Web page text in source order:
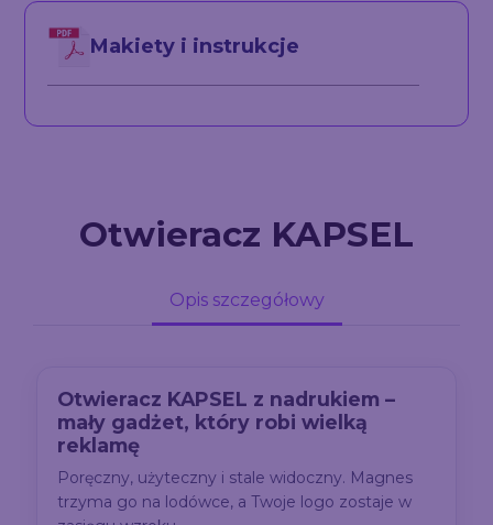
Makiety i instrukcje
Otwieracz KAPSEL
Opis szczegółowy
Otwieracz KAPSEL z nadrukiem –
mały gadżet, który robi wielką
reklamę
Poręczny, użyteczny i stale widoczny. Magnes
trzyma go na lodówce, a Twoje logo zostaje w